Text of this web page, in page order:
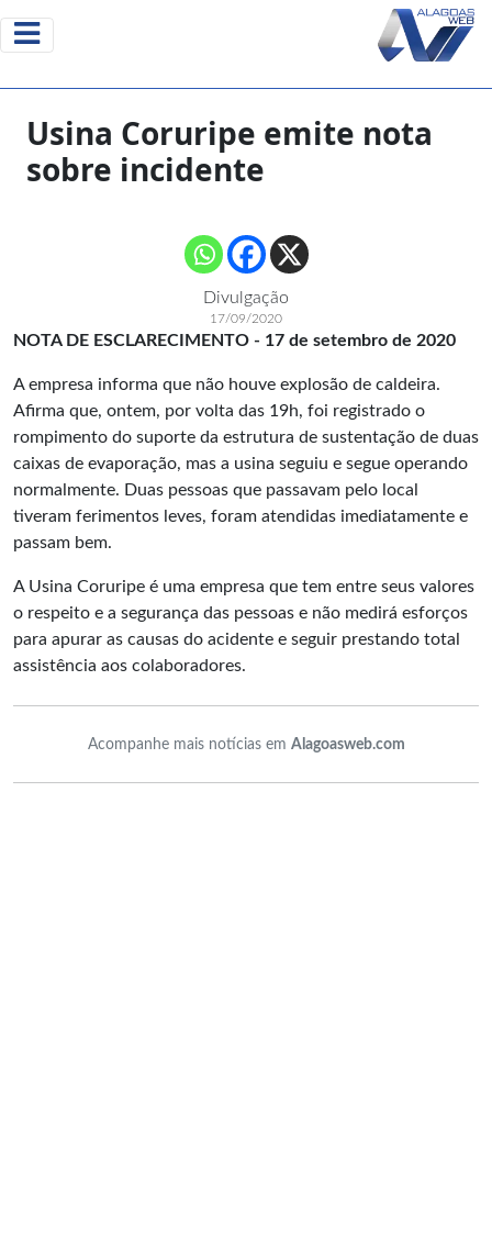
Usina Coruripe emite nota
sobre incidente
Divulgação
17/09/2020
NOTA DE ESCLARECIMENTO - 17 de setembro de 2020
A empresa informa que não houve explosão de caldeira.
Afirma que, ontem, por volta das 19h, foi registrado o
rompimento do suporte da estrutura de sustentação de duas
caixas de evaporação, mas a usina seguiu e segue operando
normalmente. Duas pessoas que passavam pelo local
tiveram ferimentos leves, foram atendidas imediatamente e
passam bem.
A Usina Coruripe é uma empresa que tem entre seus valores
o respeito e a segurança das pessoas e não medirá esforços
para apurar as causas do acidente e seguir prestando total
assistência aos colaboradores.
Acompanhe mais notícias em Alagoasweb.com